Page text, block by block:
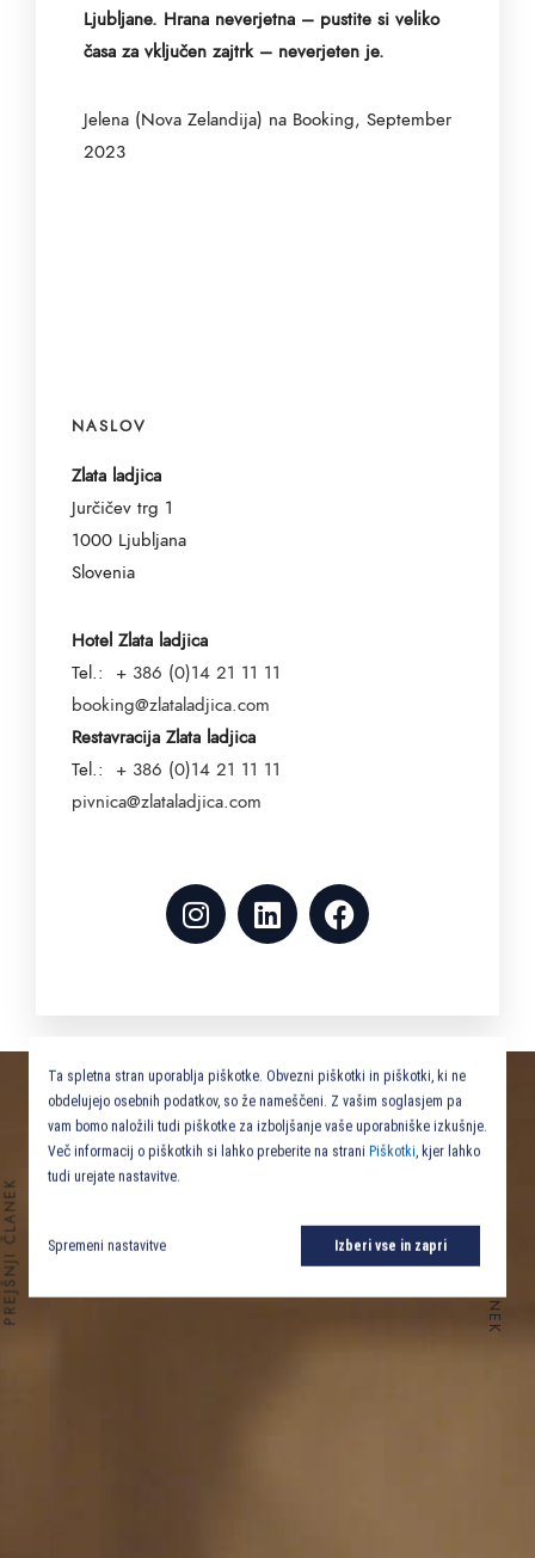
Ljubljane. Hrana neverjetna – pustite si veliko
časa za vključen zajtrk – neverjeten je.
Jelena (Nova Zelandija) na Booking, September
2023
PREJŠNJI ČLANEK NASLEDNJI ČLANEK
NASLOV
Zlata ladjica
Jurčičev trg 1
1000 Ljubljana
Slovenia
Hotel Zlata ladjica
Tel.: + 386 (0)14 21 11 11
booking@zlataladjica.com
Restavracija Zlata ladjica
Tel.: + 386 (0)14 21 11 11
pivnica@zlataladjica.com
Ta spletna stran uporablja piškotke. Obvezni piškotki in piškotki, ki ne
obdelujejo osebnih podatkov, so že nameščeni. Z vašim soglasjem pa
vam bomo naložili tudi piškotke za izboljšanje vaše uporabniške izkušnje.
Več informacij o piškotkih si lahko preberite na strani Piškotki, kjer lahko
tudi urejate nastavitve.
Spremeni nastavitve Izberi vse in zapri